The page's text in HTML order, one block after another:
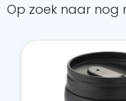
Op zoek naar nog